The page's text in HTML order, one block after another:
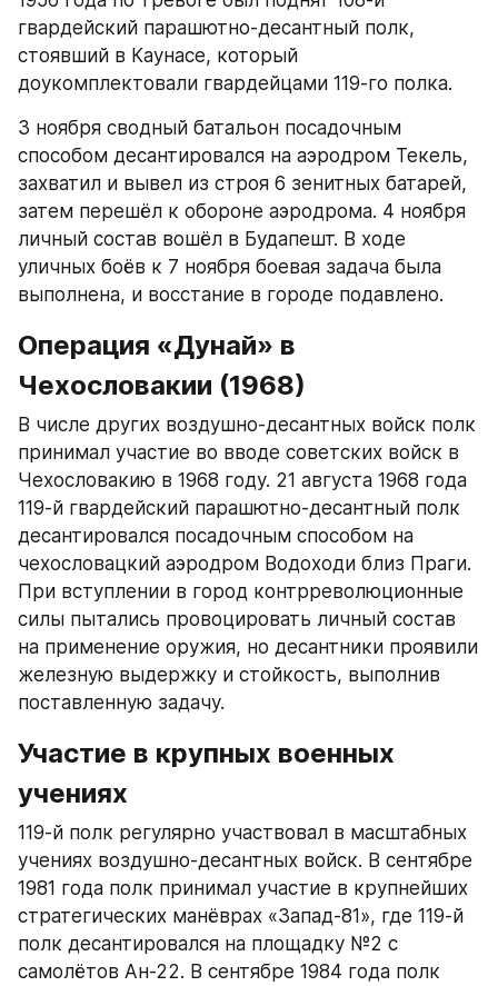
гвардейский парашютно-десантный полк,
стоявший в Каунасе, который
доукомплектовали гвардейцами 119-го полка.​
3 ноября сводный батальон посадочным
способом десантировался на аэродром Текель,
захватил и вывел из строя 6 зенитных батарей,
затем перешёл к обороне аэродрома. 4 ноября
личный состав вошёл в Будапешт. В ходе
уличных боёв к 7 ноября боевая задача была
выполнена, и восстание в городе подавлено.​
Операция «Дунай» в
Чехословакии (1968)
В числе других воздушно-десантных войск полк
принимал участие во вводе советских войск в
Чехословакию в 1968 году. 21 августа 1968 года
119-й гвардейский парашютно-десантный полк
десантировался посадочным способом на
чехословацкий аэродром Водоходи близ Праги.
При вступлении в город контрреволюционные
силы пытались провоцировать личный состав
на применение оружия, но десантники проявили
железную выдержку и стойкость, выполнив
поставленную задачу.​
Участие в крупных военных
учениях
119-й полк регулярно участвовал в масштабных
учениях воздушно-десантных войск. В сентябре
1981 года полк принимал участие в крупнейших
стратегических манёврах «Запад-81», где 119-й
полк десантировался на площадку №2 с
самолётов Ан-22. В сентябре 1984 года полк